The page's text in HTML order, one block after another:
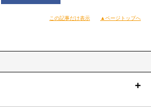
この記事だけ表示 ▲ページトップへ